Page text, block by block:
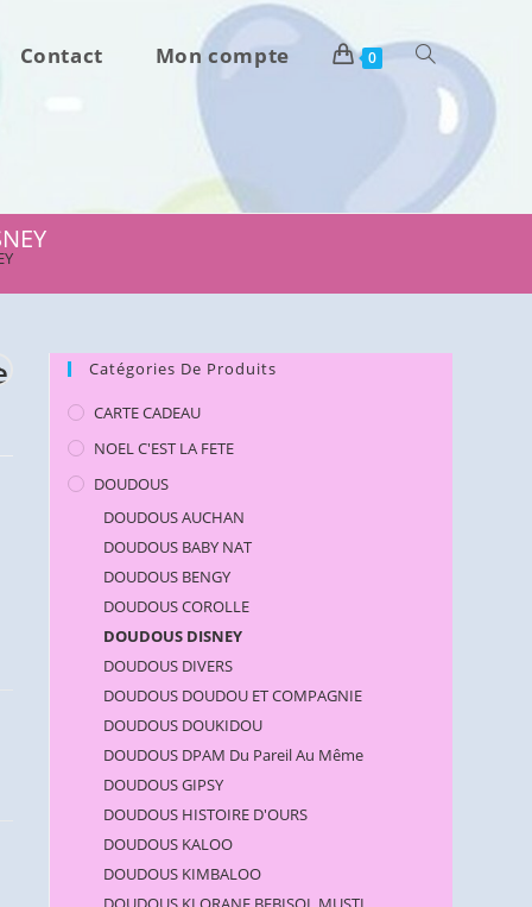
Contact Mon compte 0 Toggle
Catégories De Produits
CARTE CADEAU
NOEL C'EST LA FETE
DOUDOUS
DOUDOUS AUCHAN
DOUDOUS BABY NAT
DOUDOUS BENGY
DOUDOUS COROLLE
DOUDOUS DISNEY
DOUDOUS DIVERS
DOUDOUS DOUDOU ET COMPAGNIE
DOUDOUS DOUKIDOU
DOUDOUS DPAM Du Pareil Au Même
DOUDOUS GIPSY
DOUDOUS HISTOIRE D'OURS
DOUDOUS KALOO
DOUDOUS KIMBALOO